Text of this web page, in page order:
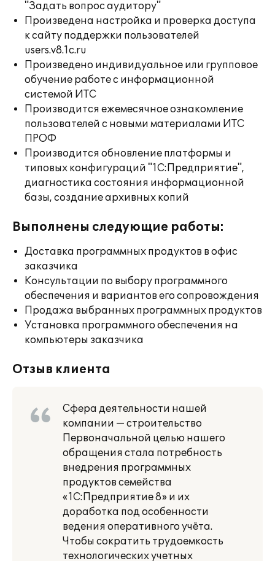
"Задать вопрос аудитору"
Произведена настройка и проверка доступа
к сайту поддержки пользователей
users.v8.1c.ru
Произведено индивидуальное или групповое
обучение работе с информационной
системой ИТС
Производится ежемесячное ознакомление
пользователей с новыми материалами ИТС
ПРОФ
Производится обновление платформы и
типовых конфигураций "1С:Предприятие",
диагностика состояния информационной
базы, создание архивных копий
Выполнены следующие работы:
Доставка программных продуктов в офис
заказчика
Консультации по выбору программного
обеспечения и вариантов его сопровождения
Продажа выбранных программных продуктов
Установка программного обеспечения на
компьютеры заказчика
Отзыв клиента
Сфера деятельности нашей
компании — строительство
Первоначальной целью нашего
обращения стала потребность
внедрения программных
продуктов семейства
«1С:Предприятие 8» и их
доработка под особенности
ведения оперативного учёта.
Чтобы сократить трудоемкость
технологических учетных